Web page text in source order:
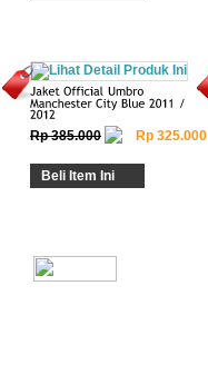
Rp 385.000 Rp 325.000
Beli Item Ini